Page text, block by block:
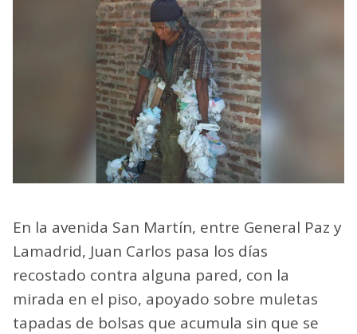
En la avenida San Martín, entre General Paz y
Lamadrid, Juan Carlos pasa los días
recostado contra alguna pared, con la
mirada en el piso, apoyado sobre muletas
tapadas de bolsas que acumula sin que se